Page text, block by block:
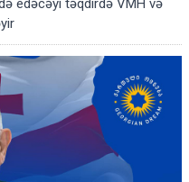
edəcəyi təqdirdə VMH və